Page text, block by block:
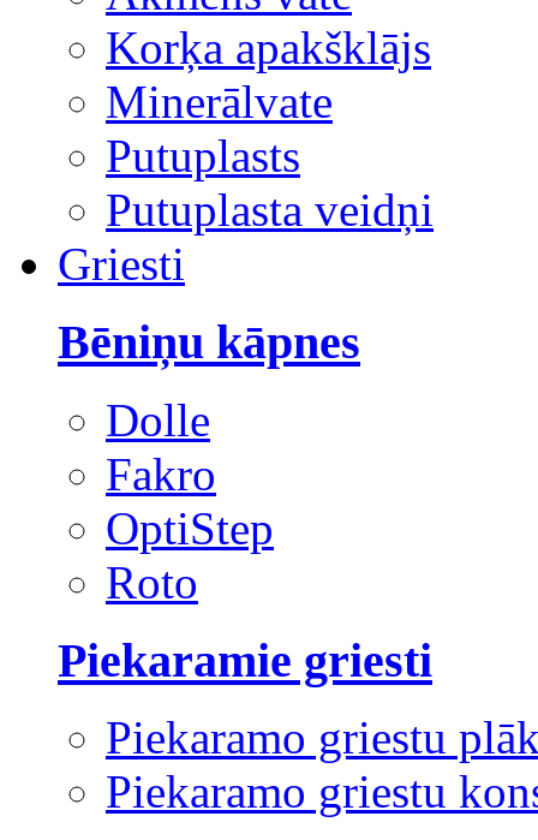
Korķa apakšklājs
Minerālvate
Putuplasts
Putuplasta veidņi
Griesti
Bēniņu kāpnes
Dolle
Fakro
OptiStep
Roto
Piekaramie griesti
Piekaramo griestu
Piekaramo griestu